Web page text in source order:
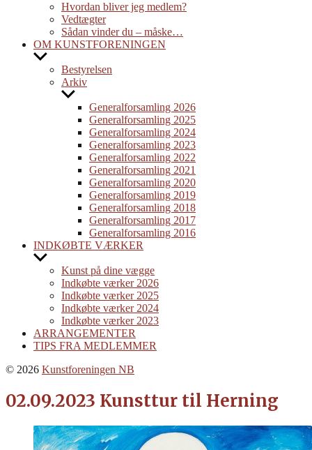
menu
Hvordan bliver jeg medlem?
Vedtægter
Sådan vinder du – måske…
OM KUNSTFORENINGEN
Show
menu
Bestyrelsen
Arkiv
Show
menu
Generalforsamling 2026
Generalforsamling 2025
Generalforsamling 2024
Generalforsamling 2023
Generalforsamling 2022
Generalforsamling 2021
Generalforsamling 2020
Generalforsamling 2019
Generalforsamling 2018
Generalforsamling 2017
Generalforsamling 2016
INDKØBTE VÆRKER
Show
menu
Kunst på dine vægge
Indkøbte værker 2026
Indkøbte værker 2025
Indkøbte værker 2024
Indkøbte værker 2023
ARRANGEMENTER
TIPS FRA MEDLEMMER
© 2026 Kunstforeningen NB
02.09.2023 Kunsttur til Herning